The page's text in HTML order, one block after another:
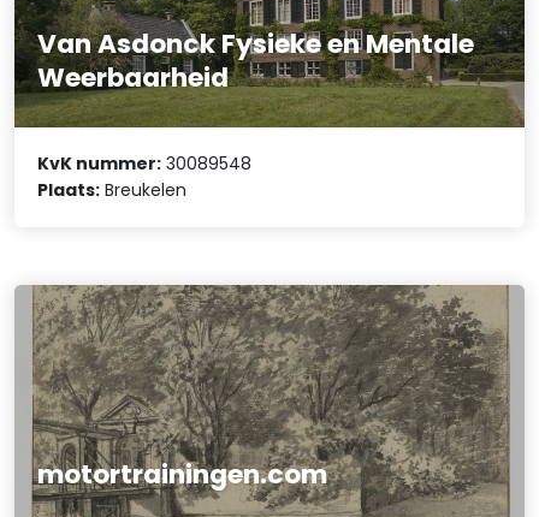
Van Asdonck Fysieke en Mentale
Weerbaarheid
KvK nummer: 30089548
Plaats: Breukelen
motortrainingen.com